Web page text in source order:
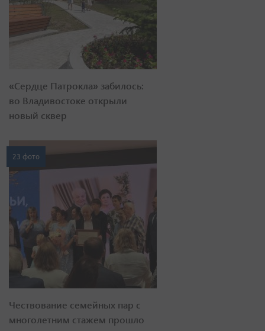
«Сердце Патрокла» забилось:
во Владивостоке открыли
новый сквер
23 фото
Чествование семейных пар с
многолетним стажем прошло